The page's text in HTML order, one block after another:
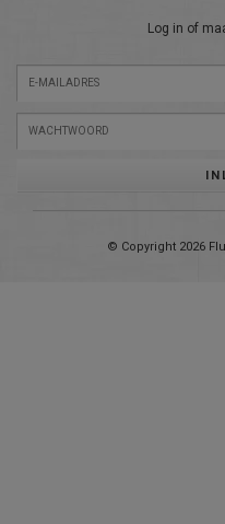
Log in of
© Copyright 2026